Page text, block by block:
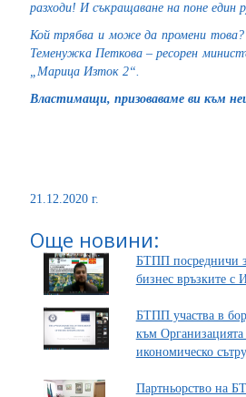
разходи! И съкращаване на поне
Кой трябва и може да промени това?
Теменужка Петкова – ресорен
„Марица Изток 2“.
Властимащи, призоваваме ви към
21.12.2020 г.
Още новини:
БТПП посредничи
бизнес връзките с
БТПП участва в
към
икономическо
Партньорство на